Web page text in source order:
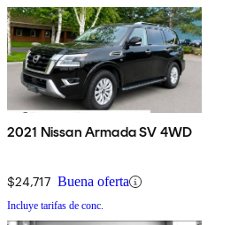
2021 Nissan Armada SV 4WD
$24,717 Buena oferta
Incluye tarifas de conc.